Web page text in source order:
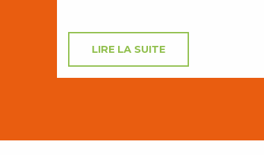
LIRE LA SUITE